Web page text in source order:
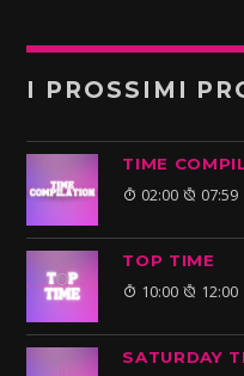
I PROSSIMI
TIME
02:00 07:59
TOP TIME
10:00 12:00
SATURDAY